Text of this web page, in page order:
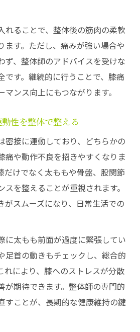
れることで、整体後の筋肉の柔軟
ます。ただし、痛みが強い場合や
ず、整体師のアドバイスを受けな
です。継続的に行うことで、膝痛
ンス向上にもつながります。
性を整体で整える
密接に連動しており、どちらかの
痛や動作不良を招きやすくなりま
だけでなく太ももや骨盤、股関節
を整えることが重視されます。
がスムーズになり、日常生活での
に太もも前面が過度に緊張してい
足首の動きもチェックし、総合的
れにより、膝へのストレスが分散
が期待できます。整体師の専門的
すことが、長期的な健康維持の鍵